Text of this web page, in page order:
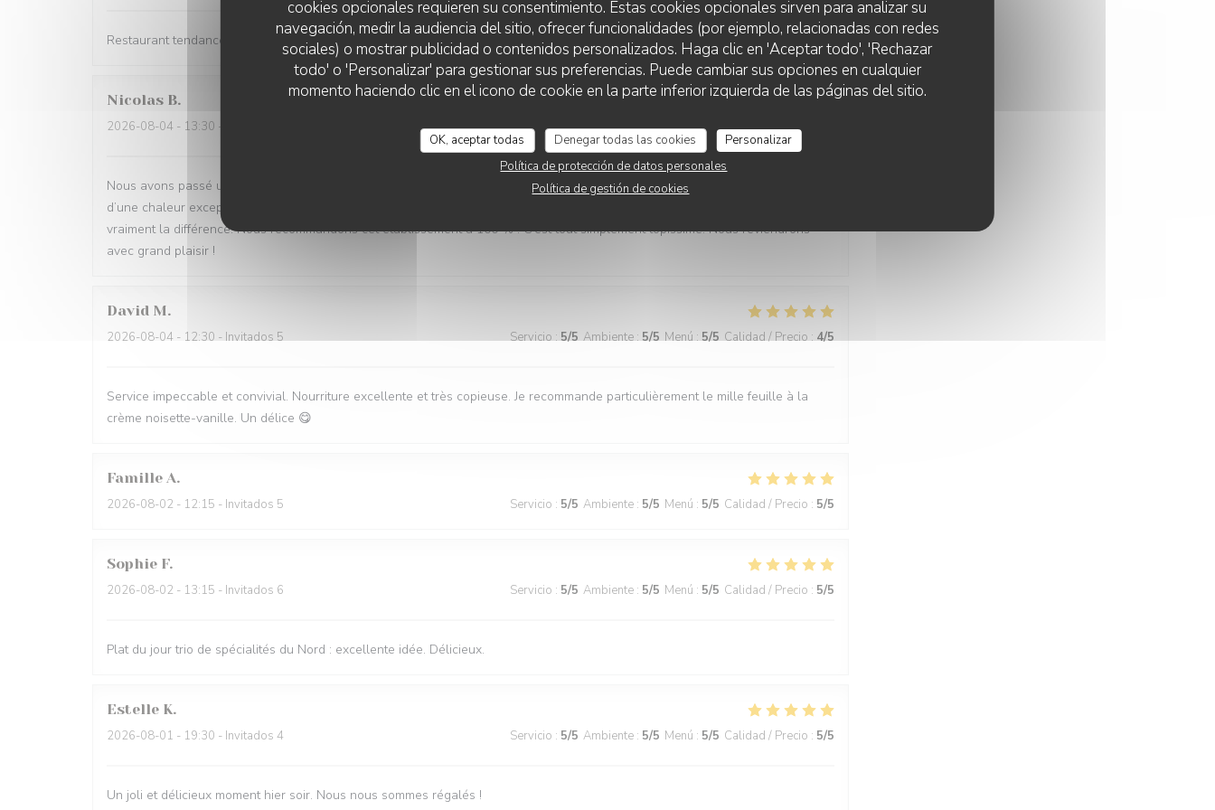
cookies opcionales requieren su consentimiento. Estas cookies opcionales sirven para analizar su
navegación, medir la audiencia del sitio, ofrecer funcionalidades (por ejemplo, relacionadas con redes
sociales) o mostrar publicidad o contenidos personalizados. Haga clic en 'Aceptar todo', 'Rechazar
todo' o 'Personalizar' para gestionar sus preferencias. Puede cambiar sus opciones en cualquier
momento haciendo clic en el icono de cookie en la parte inferior izquierda de las páginas del sitio.
OK, aceptar todas Denegar todas las cookies
Personalizar
Política de protección de datos personales
Política de gestión de cookies
Restaurant tendance Accueil chaleureux Prise en charge rapide Bon rapport qualité/prix Assiettes copieuses et bons produits
Nicolas B
2026-08-04 - 13:30 - Invitados 4 Servicio:5/5 Ambiente:5/5 Menú:5 /5 Calidad / Precio
Nous avons passé un excellent moment ! Tout était parfait : les repas étaient délicieux, le service irréprochable, et l’accueil
d’une chaleur exceptionnelle. Toute l’équipe est d’une grande gentillesse, avec de nombreuses petites attentions qui font
vraiment la différence. Nous recommandons cet établissement à 100 % ! C’est tout simplement topissime. Nous reviendrons
avec grand plaisir !
David M
2026-08-04 - 12:30 - Invitados 5 Servicio:5/5 Ambiente:5/5 Menú:5/5 Calidad / Precio:4/5
Service impeccable et convivial. Nourriture excellente et très copieuse. Je recommande particulièrement le mille feuille à la
crème noisette-vanille. Un délice 😋
Famille A
2026-08-02 - 12:15 - Invitados 5 Servicio : 5/5 Ambiente : 5/5 Menú : 5/5 Calidad / Precio : 5/5
Sophie F
2026-08-02 - 13:15 - Invitados 6 Servicio : 5/5 Ambiente : 5/5 Menú : 5/5 Calidad / Precio : 5/5
Plat du jour trio de spécialités du Nord : excellente idée. Délicieux.
Estelle K
2026-08-01 - 19:30 - Invitados 4 Servicio : 5/5 Ambiente : 5/5 Menú : 5/5 Calidad / Precio : 5/5
Un joli et délicieux moment hier soir. Nous nous sommes régalés !